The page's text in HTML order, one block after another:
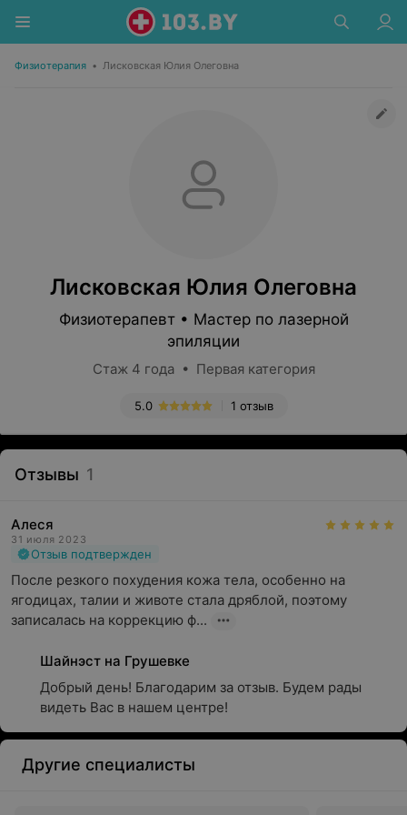
Физиотерапия • Лисковская Юлия Олеговна
Лисковская Юлия Олеговна
Физиотерапевт • Мастер по лазерной
эпиляции
Стаж 4 года • Первая категория
1 отзыв
5.0
Отзывы 1
Алеся
31 июля 2023
Отзыв подтвержден
После резкого похудения кожа тела, особенно на
ягодицах, талии и животе стала дряблой, поэтому
записалась на коррекцию ф...
Шайнэст на Грушевке
Добрый день! Благодарим за отзыв. Будем рады
видеть Вас в нашем центре!
Другие специалисты